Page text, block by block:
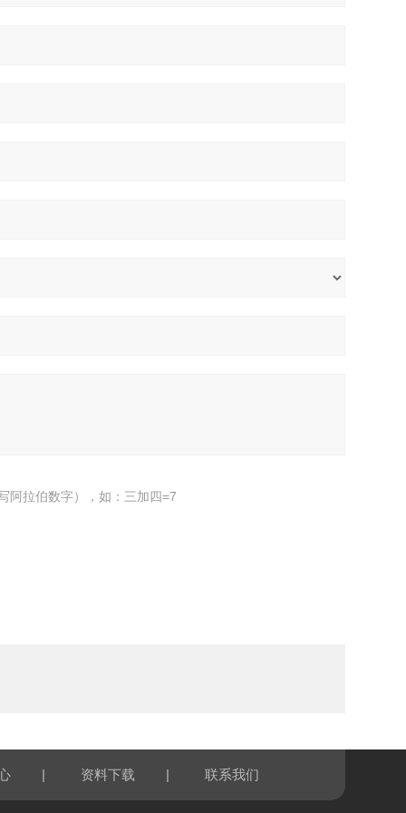
阿拉伯数字），如：三加四=7
| 资料下载 | 联系我们